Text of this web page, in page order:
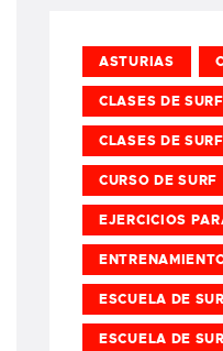
ASTURIAS
CLASES DE
CLASES DE
CURSO DE SURF
EJERCICIOS
ESCUELA DE
ESCUELA DE